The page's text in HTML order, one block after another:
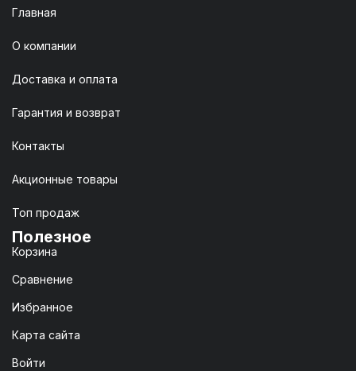
Главная
О компании
Доставка и оплата
Гарантия и возврат
Контакты
Акционные товары
Топ продаж
Полезное
Корзина
Сравнение
Избранное
Карта сайта
Войти